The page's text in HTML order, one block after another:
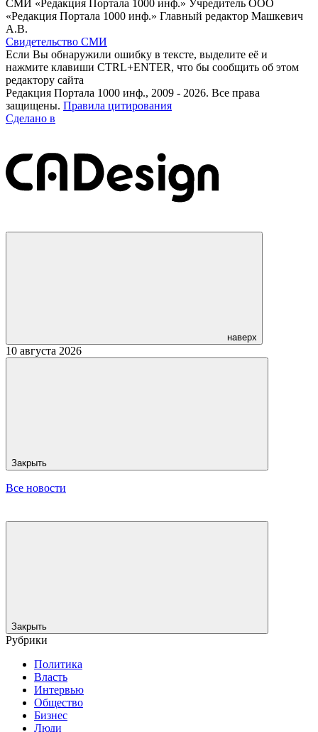
СМИ «Редакция Портала 1000 инф.» Учредитель ООО
«Редакция Портала 1000 инф.» Главный редактор Машкевич
А.В.
Свидетельство СМИ
Если Вы обнаружили ошибку в тексте, выделите её и
нажмите клавиши CTRL+ENTER, что бы сообщить об этом
редактору сайта
Редакция Портала 1000 инф., 2009 - 2026. Все права
защищены. Правила цитирования
Сделано в
наверх
10 августа 2026
Закрыть
Все новости
Закрыть
Рубрики
Политика
Власть
Интервью
Общество
Бизнес
Люди